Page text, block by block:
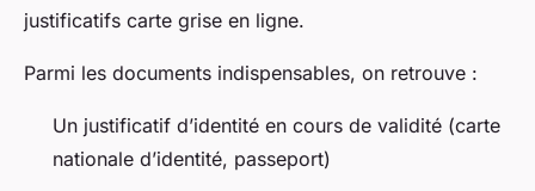
justificatifs carte grise en ligne.
Parmi les documents indispensables, on retrouve :
Un justificatif d’identité en cours de validité (carte
nationale d’identité, passeport)